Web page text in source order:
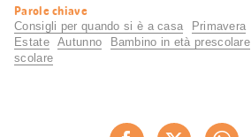
Informazioni
utili
Parole chiave
Consigli per quando si è a casa Primavera
Estate
Autunno Bambino in età prescolare
scolare